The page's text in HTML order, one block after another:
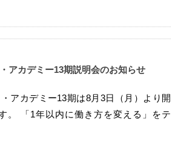
アカデミー13期説明会のお知らせ
アカデミー13期は8月3日（月）より開
。 「1年以内に働き方を変える」をテ